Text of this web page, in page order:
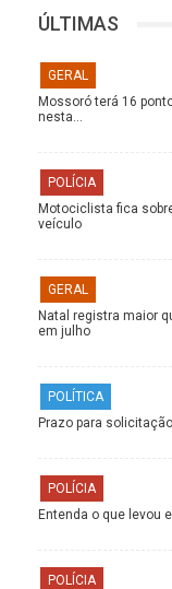
ÚLTIMAS
GERAL
Mossoró terá 16
nesta…
POLÍCIA
Motociclista fica
veículo
GERAL
Natal registra maior
em julho
POLÍTICA
Prazo para
POLÍCIA
Entenda o que levou
POLÍCIA